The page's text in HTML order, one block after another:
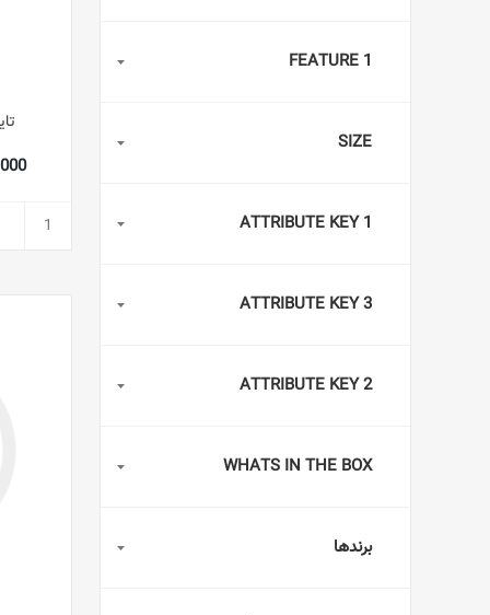
FEATURE 1
SIZE
ATTRIBUTE KEY 1
ATTRIBUTE KEY 3
ATTRIBUTE KEY 2
WHATS IN THE BOX
برندها